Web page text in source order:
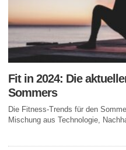
Fit in 2024: Die
Sommers
Die Fitness-Trends für den
Mischung aus Technologie,